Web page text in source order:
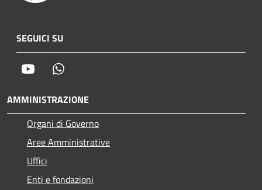
SEGUICI SU
Youtube
AMMINISTRAZIONE
Organi di Governo
Aree Amministrative
Uffici
Enti e fondazioni